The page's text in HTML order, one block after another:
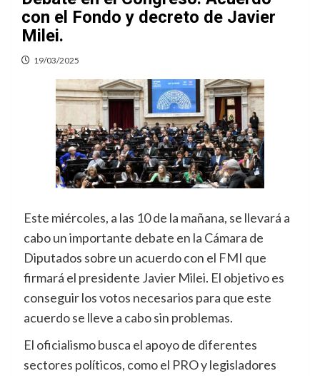
con el Fondo y decreto de Javier
Milei.
19/03/2025
Este miércoles, a las 10 de la mañana, se llevará a
cabo un importante debate en la Cámara de
Diputados sobre un acuerdo con el FMI que
firmará el presidente Javier Milei. El objetivo es
conseguir los votos necesarios para que este
acuerdo se lleve a cabo sin problemas.
El oficialismo busca el apoyo de diferentes
sectores políticos, como el PRO y legisladores